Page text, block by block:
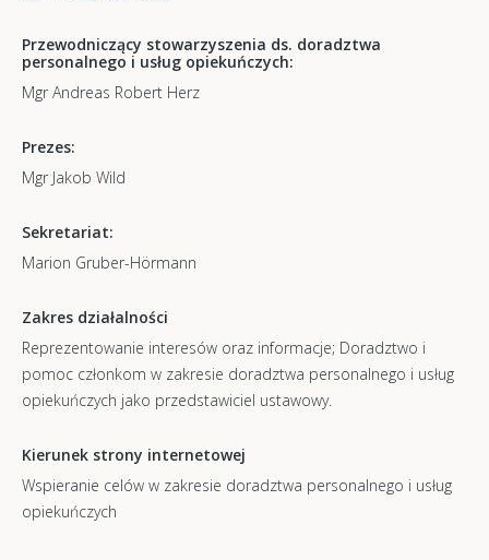
Przewodniczący stowarzyszenia ds. doradztwa
personalnego i usług opiekuńczych:
Mgr Andreas Robert Herz
Prezes:
Mgr Jakob Wild
Sekretariat:
Marion Gruber-Hörmann
Zakres działalności
Reprezentowanie interesów oraz informacje; Doradztwo i
pomoc członkom w zakresie doradztwa personalnego i usług
opiekuńczych jako przedstawiciel ustawowy.
Kierunek strony internetowej
Wspieranie celów w zakresie doradztwa personalnego i usług
opiekuńczych